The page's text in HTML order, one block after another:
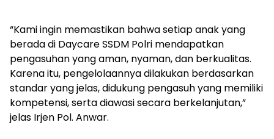
“Kami ingin memastikan bahwa setiap anak yang
berada di Daycare SSDM Polri mendapatkan
pengasuhan yang aman, nyaman, dan berkualitas.
Karena itu, pengelolaannya dilakukan berdasarkan
standar yang jelas, didukung pengasuh yang memiliki
kompetensi, serta diawasi secara berkelanjutan,”
jelas Irjen Pol. Anwar.